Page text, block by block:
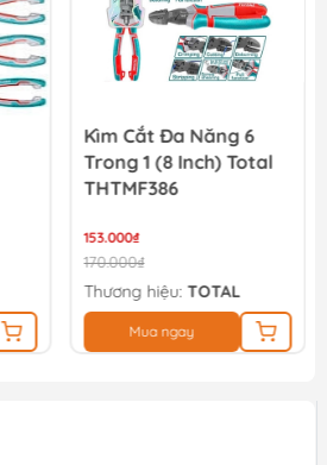
Kìm Cắt Đa Năng 6
Trong 1 (8 Inch) Total
THTMF386
153.000₫
170.000₫
Thương hiệu:TOTAL
Mua ngay